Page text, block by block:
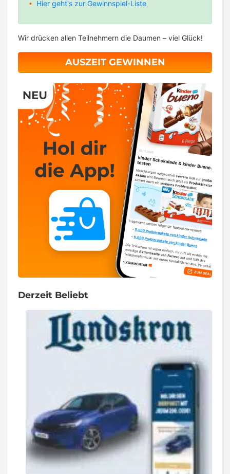
Hier geht's zur Gewinnspiel-Liste
Wir drücken allen Teilnehmern die Daumen – viel Glück!
AUSZEIT GEWINNEN
Derzeit Beliebt